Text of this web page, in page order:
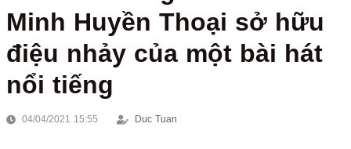
Minh Huyền Thoại sở hữu
điệu nhảy của một bài hát
nổi tiếng
04/04/2021 15:55 Duc Tuan